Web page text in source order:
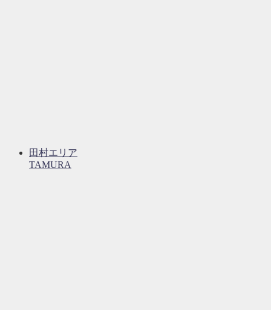
田村エリア
TAMURA